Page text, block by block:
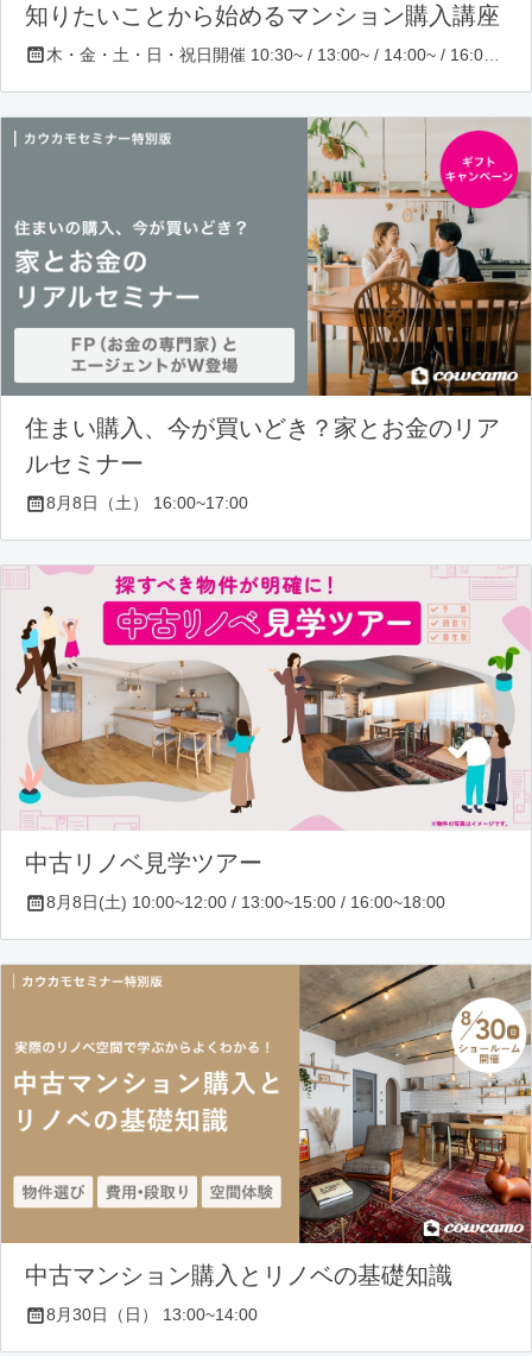
知りたいことから始めるマンション購入講座
住まい購入、今が買いどき？家とお金のリア
ルセミナー
8月8日（土） 16:00~17:00
中古リノベ見学ツアー
8月8日(土) 10:00~12:00 / 13:00~15:00 / 16:00~18:00
中古マンション購入とリノベの基礎知識
8月30日（日） 13:00~14:00